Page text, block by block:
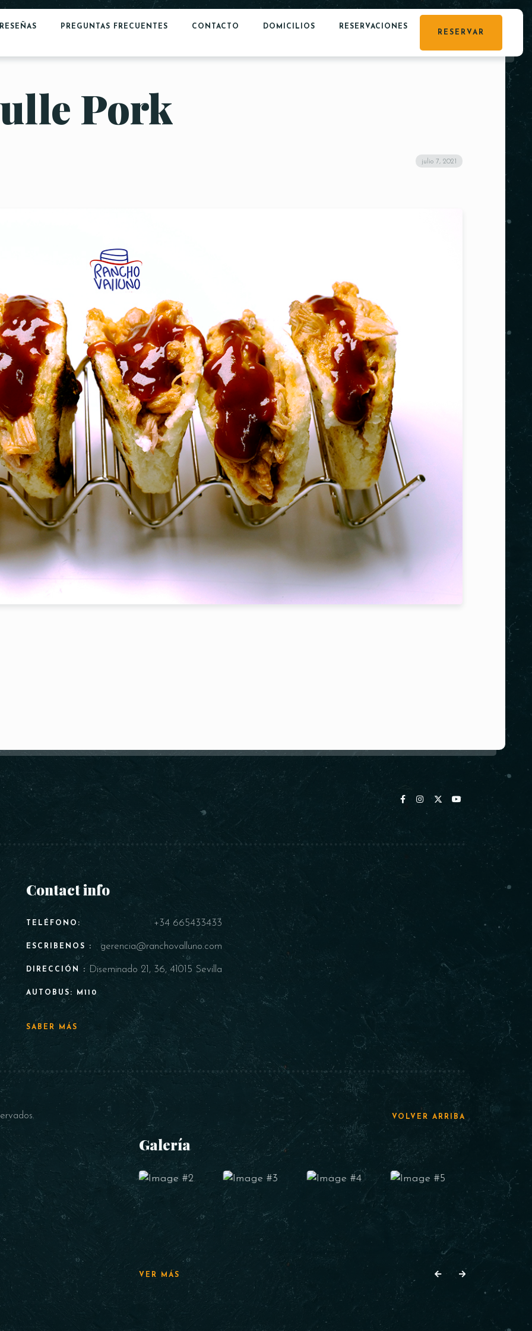
RESEÑAS PREGUNTAS FRECUENTES CONTACTO DOMICILIOS
RESERVACIONES
RESERVAR
Pork
julio 7, 2021
Contact info
TELÉFONO: +34 665433433
ESCRIBENOS : gerencia@ranchovalluno.com
DIRECCIÓN : Diseminado 21, 36, 41015 Sevilla
AUTOBUS: M110
SABER MÁS
VOLVER ARRIBA
Galería
VER MÁS